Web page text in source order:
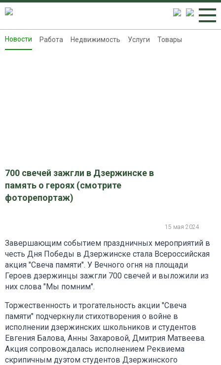
Новости
Новости Работа Недвижимость Услуги Товары
700 свечей зажгли в Дзержинске в
память о героях (смотрите
фоторепортаж)
15 мая 2024
Завершающим событием праздничных мероприятий в
честь Дня Победы в Дзержинске стала Всероссийская
акция "Свеча памяти". У Вечного огня на площади
Героев дзержинцы зажгли 700 свечей и выложили из
них слова "Мы помним".
Торжественность и трогательность акции "Свеча
памяти" подчеркнули стихотворения о войне в
исполнении дзержинских школьников и студентов
Евгения Балова, Анны Захаровой, Дмитрия Матвеева.
Акция сопровождалась исполнением Реквиема
скрипичным дуэтом студентов Дзержинского